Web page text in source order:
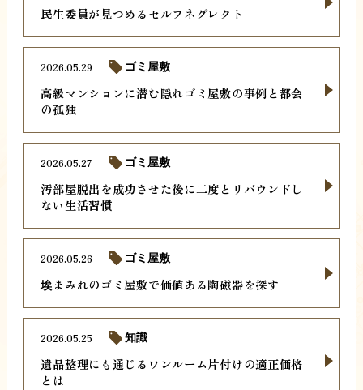
民生委員が見つめるセルフネグレクト
高級マンションに潜む隠れゴミ屋敷の事例と都会
の孤独
2026.05.29 ゴミ屋敷
汚部屋脱出を成功させた後に二度とリバウンドし
ない生活習慣
2026.05.27 ゴミ屋敷
埃まみれのゴミ屋敷で価値ある陶磁器を探す
2026.05.26 ゴミ屋敷
遺品整理にも通じるワンルーム片付けの適正価格
とは
2026.05.25 知識